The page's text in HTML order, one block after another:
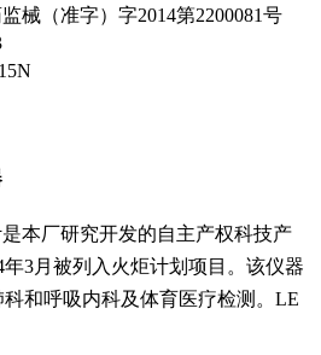
械（准字）字2014第2200081号
本厂研究开发的自主产权科技产
年3月被列入火炬计划项目。该仪器
和呼吸内科及体育医疗检测。LE